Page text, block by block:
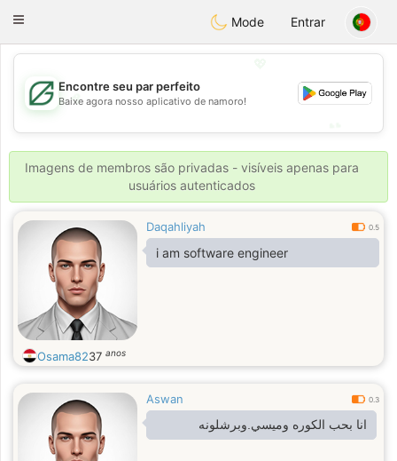
Dating
Toggle
Mode Entrar
💖
💕
Encontre seu par perfeito
Baixe agora nosso aplicativo de namoro!
Imagens de membros são privadas - visíveis apenas para
usuários autenticados
Daqahliyah 0.5
i am software engineer
Osama8237 anos
Aswan 0.3
انا بحب الكوره وميسي.وبرشلونه